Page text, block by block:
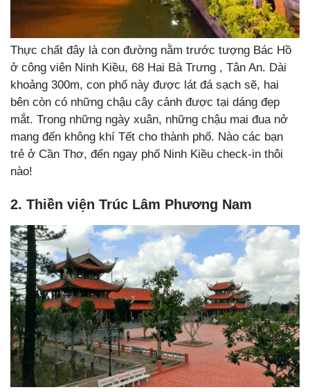
Thực chất đây là con đường nằm trước tượng Bác Hồ
ở công viên Ninh Kiều, 68 Hai Bà Trưng , Tân An. Dài
khoảng 300m, con phố này được lát đá sạch sẽ, hai
bên còn có những chậu cây cảnh được tại dáng đẹp
mắt. Trong những ngày xuân, những chậu mai đua nở
mang đến không khí Tết cho thành phố. Nào các bạn
trẻ ở Cần Thơ, đến ngay phố Ninh Kiều check-in thôi
nào!
2. Thiền viện Trúc Lâm Phương Nam